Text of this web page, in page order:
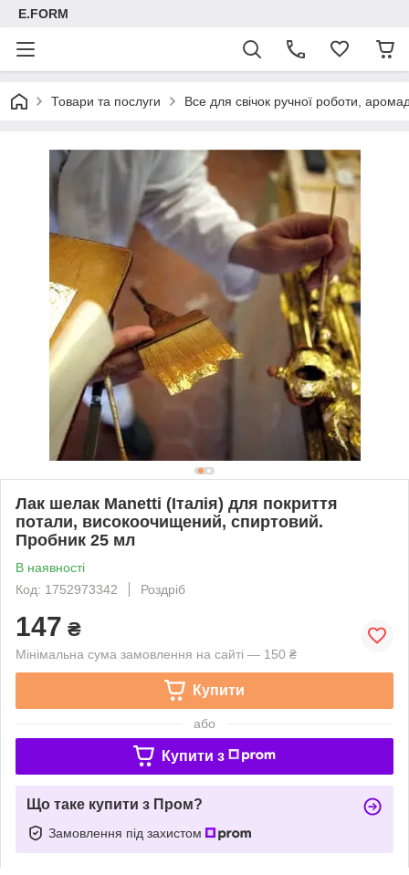
E.FORM
Товари та послуги Все для свічок ручної роботи,
Лак шелак Manetti (Італія) для покриття
потали, високоочищений, спиртовий.
Пробник 25 мл
В наявності
Код: 1752973342
Роздріб
147 ₴
Мінімальна сума замовлення на сайті — 150 ₴
Купити
або
Купити з
Що таке купити з Пром?
Замовлення під захистом